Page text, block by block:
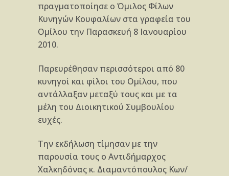
πραγματοποίησε ο Όμιλος Φίλων
Κυνηγών Κουφαλίων στα γραφεία του
Ομίλου την Παρασκευή 8 Ιανουαρίου
2010.
Παρευρέθησαν περισσότεροι από 80
κυνηγοί και φίλοι του Ομίλου, που
αντάλλαξαν μεταξύ τους και με τα
μέλη του Διοικητικού Συμβουλίου
ευχές.
Την εκδήλωση τίμησαν με την
παρουσία τους ο Αντιδήμαρχος
Χαλκηδόνας κ. Διαμαντόπουλος Κων/